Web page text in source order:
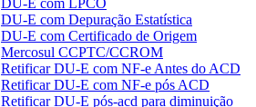
DU-E com LPCO
DU-E com Depuração Estatística
DU-E com Certificado de Origem
Mercosul CCPTC/CCROM
Retificar DU-E com NF-e Antes do ACD
Retificar DU-E com NF-e pós ACD
Retificar DU-E pós-acd para diminuição